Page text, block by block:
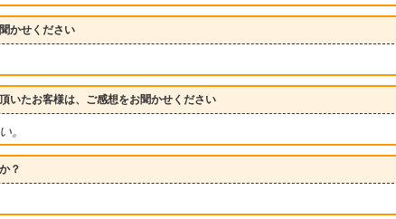
かせください
いたお客様は、ご感想をお聞かせください
。
？